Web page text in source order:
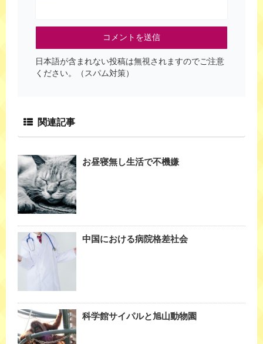
日本語が含まれない投稿は無視されますのでご注意
ください。（スパム対策）
関連記事
お昼寝無し生活で不機嫌
中国における病院格差社会
科学館サイパルと旭山動物園